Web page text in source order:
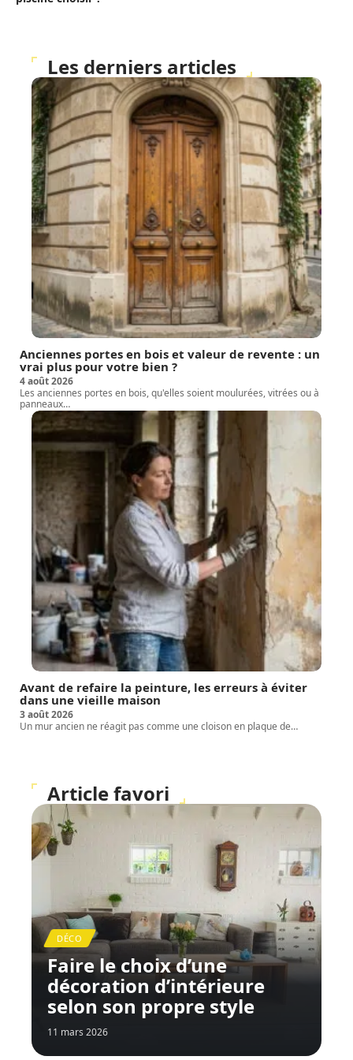
Les derniers articles
Anciennes portes en bois et valeur de revente : un
vrai plus pour votre bien ?
4 août 2026
Les anciennes portes en bois, qu'elles soient moulurées, vitrées ou à
panneaux…
Avant de refaire la peinture, les erreurs à éviter
dans une vieille maison
3 août 2026
Un mur ancien ne réagit pas comme une cloison en plaque de…
Article favori
DÉCO
Faire le choix d’une
décoration d’intérieure
selon son propre style
11 mars 2026